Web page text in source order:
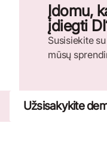
Įdomu,
įdiegti
Susisiekite
mūsų
Užsisakykite